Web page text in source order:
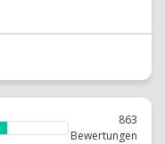
863
Bewertungen